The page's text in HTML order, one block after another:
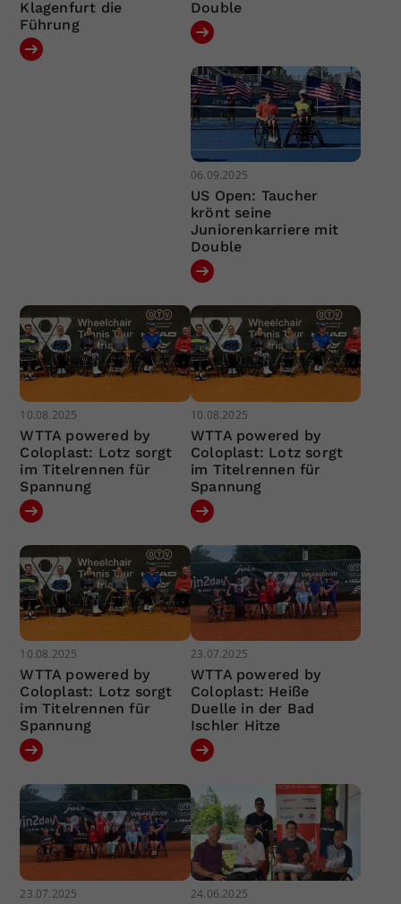
Klagenfurt die
Führung
Double
06.09.2025
US Open: Taucher
krönt seine
Juniorenkarriere mit
Double
10.08.2025
WTTA powered by
Coloplast: Lotz sorgt
im Titelrennen für
Spannung
10.08.2025
WTTA powered by
Coloplast: Lotz sorgt
im Titelrennen für
Spannung
10.08.2025
WTTA powered by
Coloplast: Lotz sorgt
im Titelrennen für
Spannung
23.07.2025
WTTA powered by
Coloplast: Heiße
Duelle in der Bad
Ischler Hitze
23.07.2025 24.06.2025